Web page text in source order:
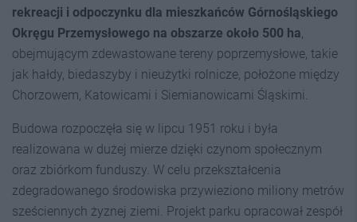
rekreacji i odpoczynku dla mieszkańców Górnośląskiego
Okręgu Przemysłowego na obszarze około 500 ha
obejmującym zdewastowane tereny poprzemysłowe, takie
jak hałdy, biedaszyby i nieużytki rolnicze, położone między
Chorzowem, Katowicami i Siemianowicami Śląskimi.
Budowa rozpoczęła się w lipcu 1951 roku i była
realizowana w dużej mierze dzięki czynom społecznym
oraz zbiórkom funduszy. W celu przekształcenia
zdegradowanego środowiska przywieziono miliony metrów
sześciennych żyznej ziemi. Projekt parku opracował zespół